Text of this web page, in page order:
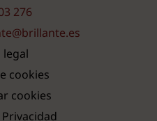
276
legal
cookies
cookies